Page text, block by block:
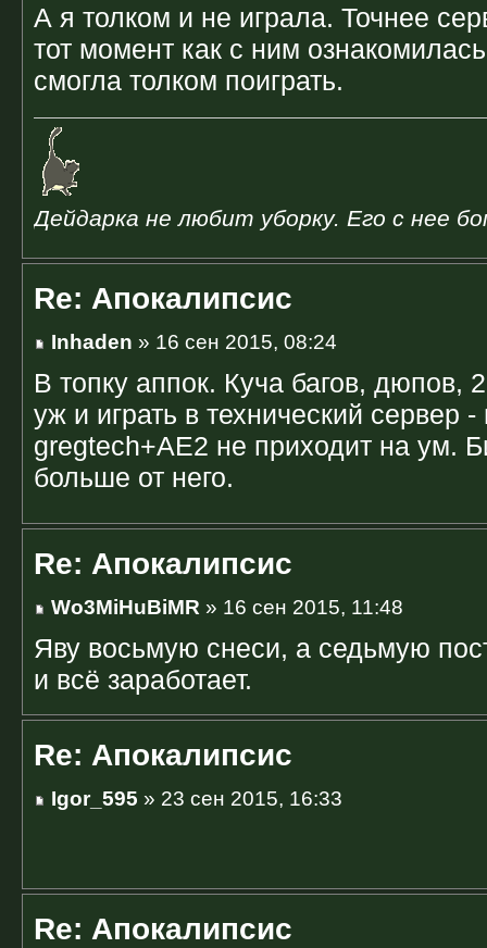
А я толком и не играла. Точнее
тот момент как с ним
смогла толком поиграть.
Дейдарка не любит уборку. Его с нее
Re: Апокалипсис
Inhaden » 16 сен 2015, 08:24
В топку аппок. Куча багов, дюпов,
уж и играть в технический сервер -
gregtech+AE2 не приходит на ум.
больше от него.
Re: Апокалипсис
Wo3MiHuBiMR » 16 сен 2015, 11:48
Яву восьмую снеси, а седьмую
и всё заработает.
Re: Апокалипсис
Igor_595 » 23 сен 2015, 16:33
Re: Апокалипсис